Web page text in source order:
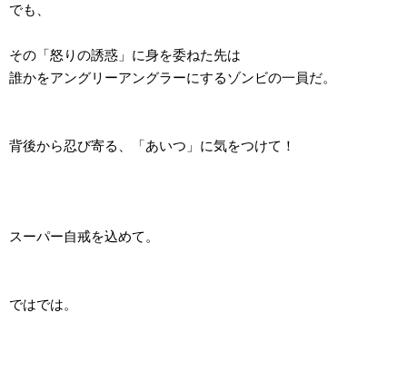
でも、
その「怒りの誘惑」に身を委ねた先は
誰かをアングリーアングラーにするゾンビの一員だ。
背後から忍び寄る、「あいつ」に気をつけて！
スーパー自戒を込めて。
ではでは。